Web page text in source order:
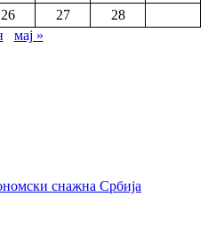
26 27
28
мај »
снажна Србија